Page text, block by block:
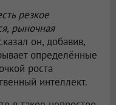
резкое
рыночная
он, добавив,
определённые
роста
интеллект.